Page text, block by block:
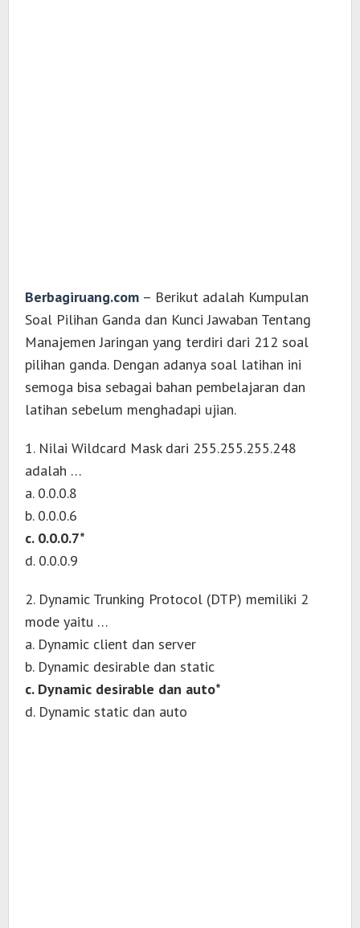
Berbagiruang.com – Berikut adalah Kumpulan
Soal Pilihan Ganda dan Kunci Jawaban Tentang
Manajemen Jaringan yang terdiri dari 212 soal
pilihan ganda. Dengan adanya soal latihan ini
semoga bisa sebagai bahan pembelajaran dan
latihan sebelum menghadapi ujian.
1. Nilai Wildcard Mask dari 255.255.255.248
adalah …
a. 0.0.0.8
b. 0.0.0.6
c. 0.0.0.7*
d. 0.0.0.9
2. Dynamic Trunking Protocol (DTP) memiliki 2
mode yaitu …
a. Dynamic client dan server
b. Dynamic desirable dan static
c. Dynamic desirable dan auto*
d. Dynamic static dan auto